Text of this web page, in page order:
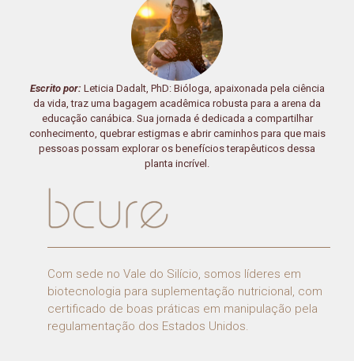
Escrito por: Leticia Dadalt, PhD: Bióloga, apaixonada pela ciência
da vida, traz uma bagagem acadêmica robusta para a arena da
educação canábica. Sua jornada é dedicada a compartilhar
conhecimento, quebrar estigmas e abrir caminhos para que mais
pessoas possam explorar os benefícios terapêuticos dessa
planta incrível.
Com sede no Vale do Silício, somos líderes em
biotecnologia para suplementação nutricional, com
certificado de boas práticas em manipulação pela
regulamentação dos Estados Unidos.